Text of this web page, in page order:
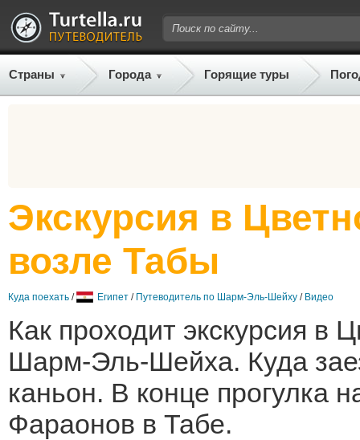
Страны Города Горящие туры
Экскурсия в
возле Табы
Куда поехать / Египет / Путеводитель по Шарм-Эль-Шейху / Видео
Как проходит экскурсия в
Шарм-Эль-Шейха. Куда
каньон. В конце прогулка
Фараонов в Табе.